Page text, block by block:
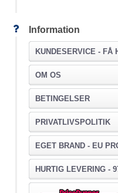
Information
KUNDESERVICE - FÅ
OM OS
BETINGELSER
PRIVATLIVSPOLITIK
EGET BRAND - EU
HURTIG LEVERING -